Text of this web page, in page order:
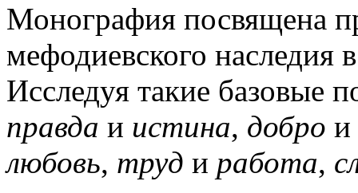
Монография посвящена
мефодиевского наследия
Исследуя такие базовые
правда и истина, добро и
любовь, труд и работа,